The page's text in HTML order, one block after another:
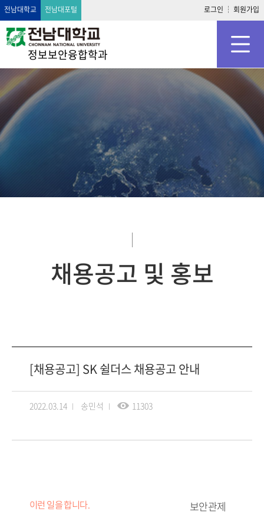
전남대학교 전남대포털 로그인 회원가입
정보보안융합학과
채용공고 및 홍보
[채용공고] SK 쉴더스 채용공고 안내
2022.03.14 송민석 11303
이런 일을 합니다. 보안관제